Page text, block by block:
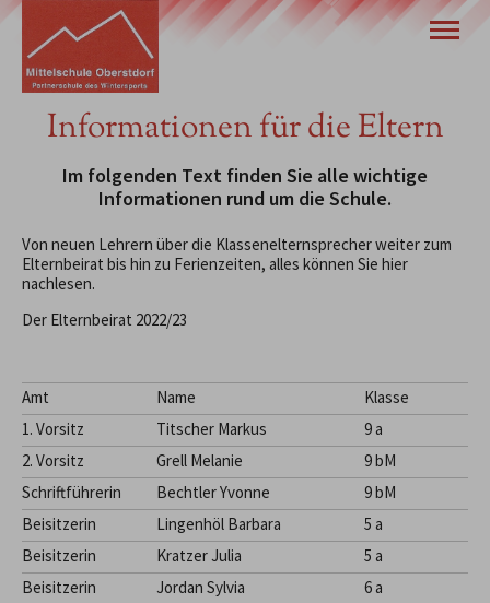
Unsere Schule
Wir stellen uns vor
Schulleben
Tel.08322 940 630
Informationen für die Eltern
Im folgenden Text finden Sie alle wichtige
Informationen rund um die Schule.
Von neuen Lehrern über die Klassenelternsprecher weiter zum
Elternbeirat bis hin zu Ferienzeiten, alles können Sie hier
nachlesen.
Der Elternbeirat 2022/23
Amt Name
Klasse
1. Vorsitz
Titscher Markus
9 a
2. Vorsitz
Grell Melanie
9 bM
Schriftführerin
Bechtler Yvonne
9 bM
Beisitzerin
Lingenhöl Barbara
5 a
Beisitzerin
Kratzer Julia
5 a
Beisitzerin
Jordan Sylvia
6 a